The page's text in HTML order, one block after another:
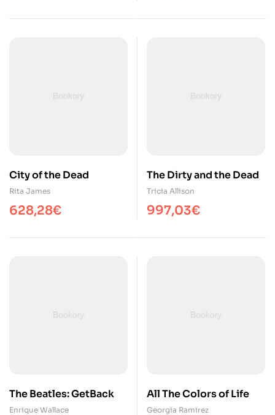
City of the Dead
Rita James
628,28€
The Dirty and the Dead
Tricia Allison
997,03€
The Beatles: GetBack
Enrique Wallace
All The Colors of Life
Georgia Ramirez